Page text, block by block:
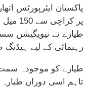
طیارے نے نیویگیشن
رہنمائی کے لیے
طیارے کو موجودہ
تاہم اسی دوران طیارہ